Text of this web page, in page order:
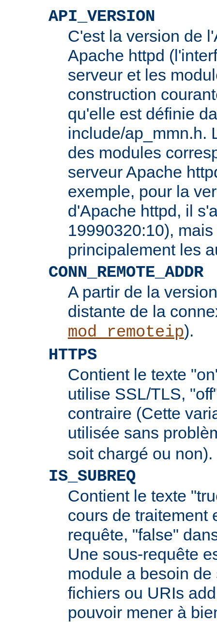
API_VERSION
C'est la version de
Apache httpd
serveur et les
construction
qu'elle est définie
include/ap_mmn.h.
des modules
serveur Apache
exemple, pour la
d'Apache httpd, il
19990320:10),
principalement les
CONN_REMOTE_ADDR
A partir de la
distante de la
mod_remoteip).
HTTPS
Contient le texte
utilise SSL/TLS,
contraire (Cette
utilisée sans
soit chargé ou non).
IS_SUBREQ
Contient le texte
cours de traitement
requête, "false"
Une sous-requête
module a besoin
fichiers ou URIs
pouvoir mener à